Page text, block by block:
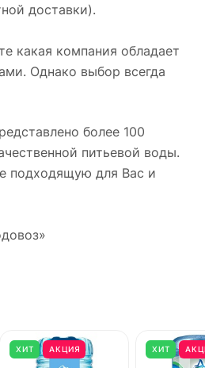
доставки).
какая компания обладает
Однако выбор всегда
более 100
питьевой воды.
подходящую для Вас и
ХИТ АКЦИЯ ХИТ